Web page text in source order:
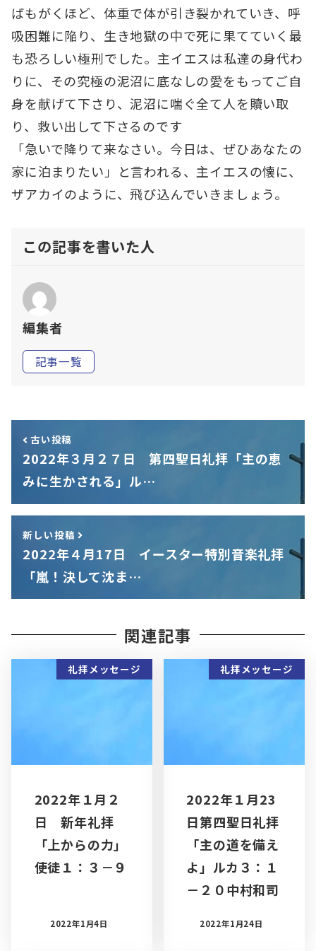
ばもがくほど、体重で体が引き裂かれていき、呼
吸困難に陥り、生き地獄の中で死に果てていく最
も恐ろしい極刑でした。主イエスは私達の身代わ
りに、その究極の泥沼に底なしの愛をもってご自
身を献げて下さり、泥沼に喘ぐ全て人を贖い取
り、救い出して下さるのです
「急いで降りて来なさい。今日は、ぜひあなたの
家に泊まりたい」と言われる、主イエスの懐に、
ザアカイのように、飛び込んでいきましょう。
この記事を書いた人
編集者
記事一覧
古い投稿
2022年３月２７日 第四聖日礼拝「主の恵
みに生かされる」ル…
新しい投稿
2022年４月17日 イースター特別音楽礼拝
「嵐！決して沈ま…
関連記事
礼拝メッセージ
2022年１月２
日 新年礼拝
「上からの力」
使徒１：３－９
2022年1月4日
礼拝メッセージ
2022年１月23
日第四聖日礼拝
「主の道を備え
よ」ルカ３：１
－２０中村和司
2022年1月24日